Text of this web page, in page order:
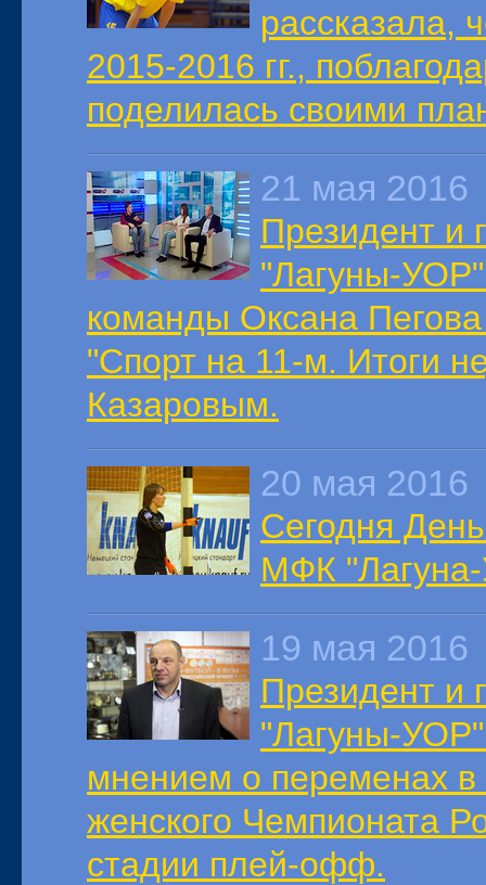
рассказала,
2015-2016 гг.,
поделилась своими
21 мая 2016
Президент и
"Лагуны-
команды Оксана
"Спорт на 11-м. Итоги
Казаровым.
20 мая 2016
Сегодня
МФК
19 мая 2016
Президент и
"Лагуны-
мнением о переменах
женского Чемпионата
стадии плей-офф.